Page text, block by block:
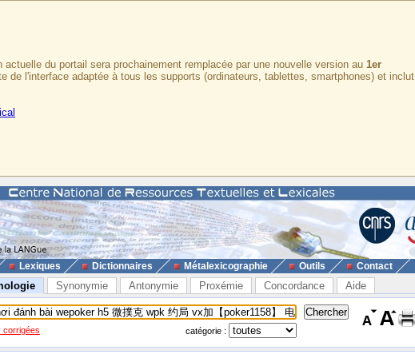
du portail sera prochainement remplacée par une nouvelle version au 1er
de l'interface adaptée à tous les supports (ordinateurs, tablettes, smartphones) et inclut
Lexiques Dictionnaires Métalexicographie Outils Contact
Synonymie Antonymie Proxémie Concordance Aide
corrigées catégorie :